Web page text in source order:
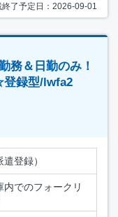
終了予定日：2026-09-01
務＆日勤のみ！
登録型/lwfa2
登録）
でのフォークリ